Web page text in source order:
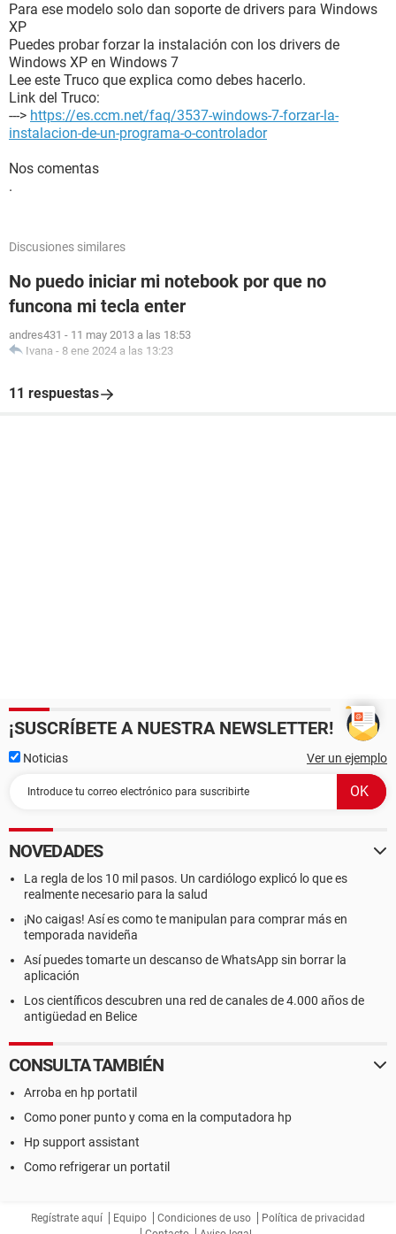
Para ese modelo solo dan soporte de drivers para Windows
XP
Puedes probar forzar la instalación con los drivers de
Windows XP en Windows 7
Lee este Truco que explica como debes hacerlo.
Link del Truco:
---> https://es.ccm.net/faq/3537-windows-7-forzar-la-
instalacion-de-un-programa-o-controlador
Nos comentas
.
Discusiones similares
No puedo iniciar mi notebook por que no
funcona mi tecla enter
andres431 - 11 may 2013 a las 18:53
Ivana - 8 ene 2024 a las 13:23
11 respuestas
¡SUSCRÍBETE A NUESTRA NEWSLETTER!
Noticias Ver un ejemplo
NOVEDADES
La regla de los 10 mil pasos. Un cardiólogo explicó lo que es
realmente necesario para la salud
¡No caigas! Así es como te manipulan para comprar más en
temporada navideña
Así puedes tomarte un descanso de WhatsApp sin borrar la
aplicación
Los científicos descubren una red de canales de 4.000 años de
antigüedad en Belice
CONSULTA TAMBIÉN
Arroba en hp portatil
Como poner punto y coma en la computadora hp
Hp support assistant
Como refrigerar un portatil
Regístrate aquí Equipo Condiciones de uso
Política de privacidad